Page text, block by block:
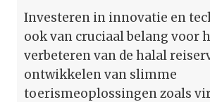
Investeren in innovatie en
ook van cruciaal belang voor
verbeteren van de halal
ontwikkelen van slimme
toerismeoplossingen zoals